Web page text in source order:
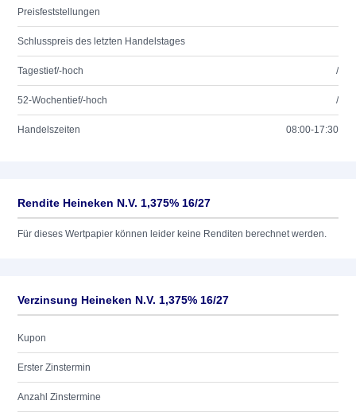
Preisfeststellungen
Schlusspreis des letzten Handelstages
Tagestief/-hoch /
52-Wochentief/-hoch /
Handelszeiten 08:00-17:30
Rendite Heineken N.V. 1,375% 16/27
Für dieses Wertpapier können leider keine Renditen berechnet werden.
Verzinsung Heineken N.V. 1,375% 16/27
Kupon
Erster Zinstermin
Anzahl Zinstermine